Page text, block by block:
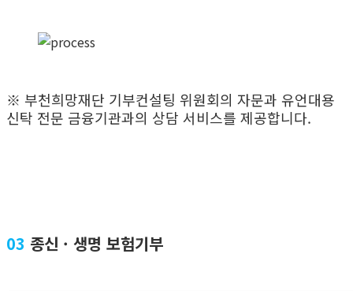
※ 부천희망재단 기부컨설팅 위원회의 자문과 유언대용
신탁 전문 금융기관과의 상담 서비스를 제공합니다.
03 종신 · 생명 보험기부